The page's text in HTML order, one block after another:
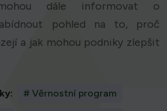
dále informovat o
pohled na to, proč
a jak mohou podniky zlepšit
# Věrnostní program